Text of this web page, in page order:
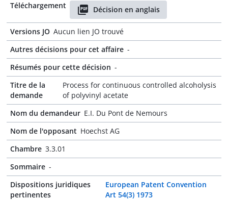
Téléchargement
Décision en anglais
Versions JO Aucun lien JO trouvé
Autres décisions pour cet affaire -
Résumés pour cette décision -
Titre de la
demande
Process for continuous controlled alcoholysis
of polyvinyl acetate
Nom du demandeur E.I. Du Pont de Nemours
Nom de l'opposant Hoechst AG
Chambre 3.3.01
Sommaire -
Dispositions juridiques
pertinentes
European Patent Convention
Art 54(3) 1973